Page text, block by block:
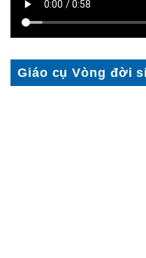
Giáo cụ Vòng đời